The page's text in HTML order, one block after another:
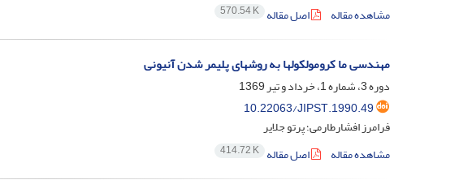
مشاهده مقاله
اصل مقاله 570.54 K
مهندسی ما کرومولکولها به روشهای پلیمر شدن آنیونی
دوره 3، شماره 1، خرداد و تیر 1369
10.22063/JIPST.1990.49
فرامرز افشارطارمی؛ پرتو جلایر
مشاهده مقاله
اصل مقاله 414.72 K